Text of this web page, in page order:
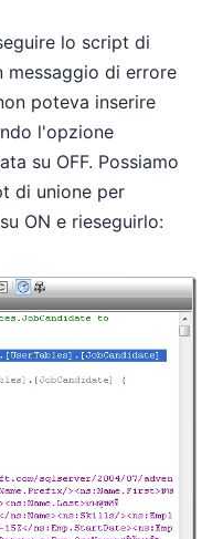
lo script di
messaggio di errore
poteva inserire
l'opzione
su OFF. Possiamo
di unione per
ON e rieseguirlo: